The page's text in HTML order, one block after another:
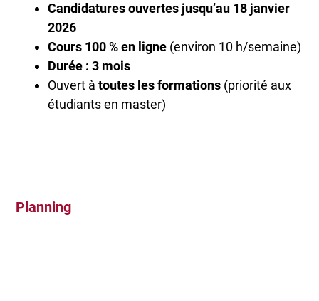
Candidatures ouvertes jusqu’au 18 janvier
2026
Cours 100 % en ligne (environ 10 h/semaine)
Durée : 3 mois
Ouvert àtoutes les formations (priorité aux
étudiants en master)
Planning